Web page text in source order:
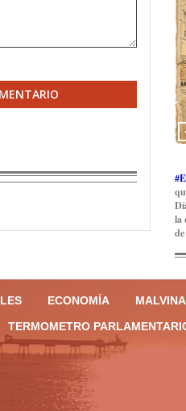
la
ECONOMÍA
TERMOMETRO